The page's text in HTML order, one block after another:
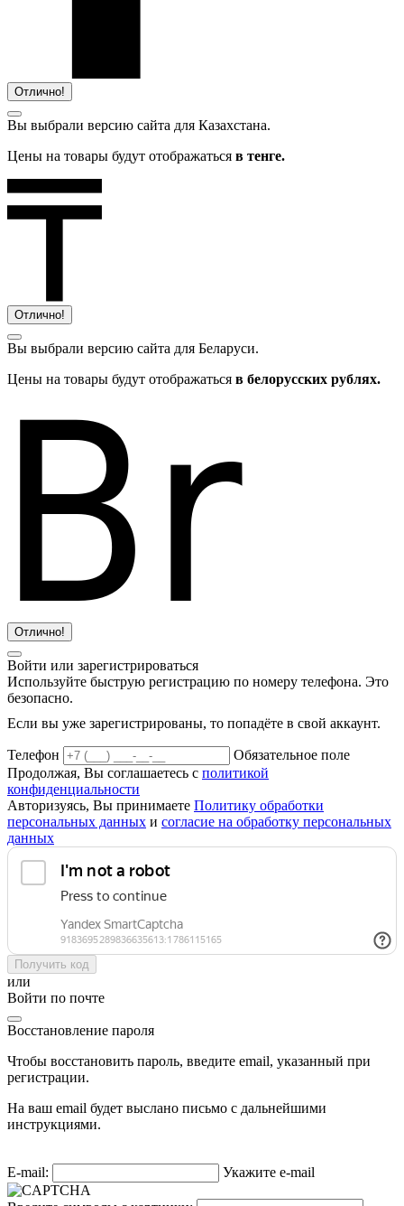
Отлично!
Вы выбрали версию сайта для Казахстана.
Цены на товары будут отображаться в тенге.
Отлично!
Вы выбрали версию сайта для Беларуси.
Цены на товары будут отображаться в белорусских рублях.
Отлично!
Войти или зарегистрироваться
Используйте быструю регистрацию по номеру телефона. Это
безопасно.
Если вы уже зарегистрированы, то попадёте в свой аккаунт.
Телефон
Обязательное поле
Продолжая, Вы соглашаетесь с политикой
конфиденциальности
Авторизуясь, Вы принимаете Политику обработки
персональных данных и согласие на обработку персональных
данных
Получить код
или
Войти по почте
Восстановление пароля
Чтобы восстановить пароль, введите email, указанный при
регистрации.
На ваш email будет выслано письмо с дальнейшими
инструкциями.
E-mail: Укажите e-mail